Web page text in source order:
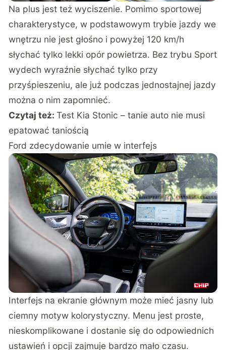
Na plus jest też wyciszenie. Pomimo sportowej
charakterystyce, w podstawowym trybie jazdy we
wnętrzu nie jest głośno i powyżej 120 km/h
słychać tylko lekki opór powietrza. Bez trybu Sport
wydech wyraźnie słychać tylko przy
przyśpieszeniu, ale już podczas jednostajnej jazdy
można o nim zapomnieć.
Czytaj też:Test Kia Stonic – tanie auto nie musi
epatować taniością
Ford zdecydowanie umie w interfejs
Interfejs na ekranie głównym może mieć jasny lub
ciemny motyw kolorystyczny. Menu jest proste,
nieskomplikowane i dostanie się do odpowiednich
ustawień i opcji zajmuje bardzo mało czasu.